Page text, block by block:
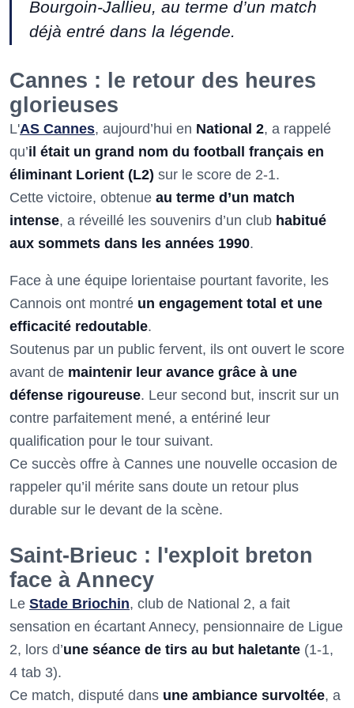
Bourgoin-Jallieu, au terme d’un match
déjà entré dans la légende.
Cannes : le retour des heures
glorieuses
L'AS Cannes, aujourd’hui en National 2, a rappelé
qu’il était un grand nom du football français en
éliminant Lorient (L2) sur le score de 2-1.
Cette victoire, obtenue au terme d’un match
intense, a réveillé les souvenirs d’un club habitué
aux sommets dans les années 1990.
Face à une équipe lorientaise pourtant favorite, les
Cannois ont montré un engagement total et une
efficacité redoutable.
Soutenus par un public fervent, ils ont ouvert le score
avant de maintenir leur avance grâce à une
défense rigoureuse. Leur second but, inscrit sur un
contre parfaitement mené, a entériné leur
qualification pour le tour suivant.
Ce succès offre à Cannes une nouvelle occasion de
rappeler qu’il mérite sans doute un retour plus
durable sur le devant de la scène.
Saint-Brieuc : l'exploit breton
face à Annecy
Le Stade Briochin, club de National 2, a fait
sensation en écartant Annecy, pensionnaire de Ligue
2, lors d’une séance de tirs au but haletante (1-1,
4 tab 3).
Ce match, disputé dans une ambiance survoltée, a